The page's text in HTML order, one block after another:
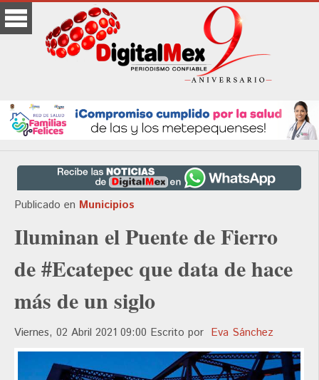
Publicado en Municipios
Iluminan el Puente de Fierro
de #Ecatepec que data de hace
más de un siglo
Viernes, 02 Abril 2021 09:00 Escrito por Eva Sánchez